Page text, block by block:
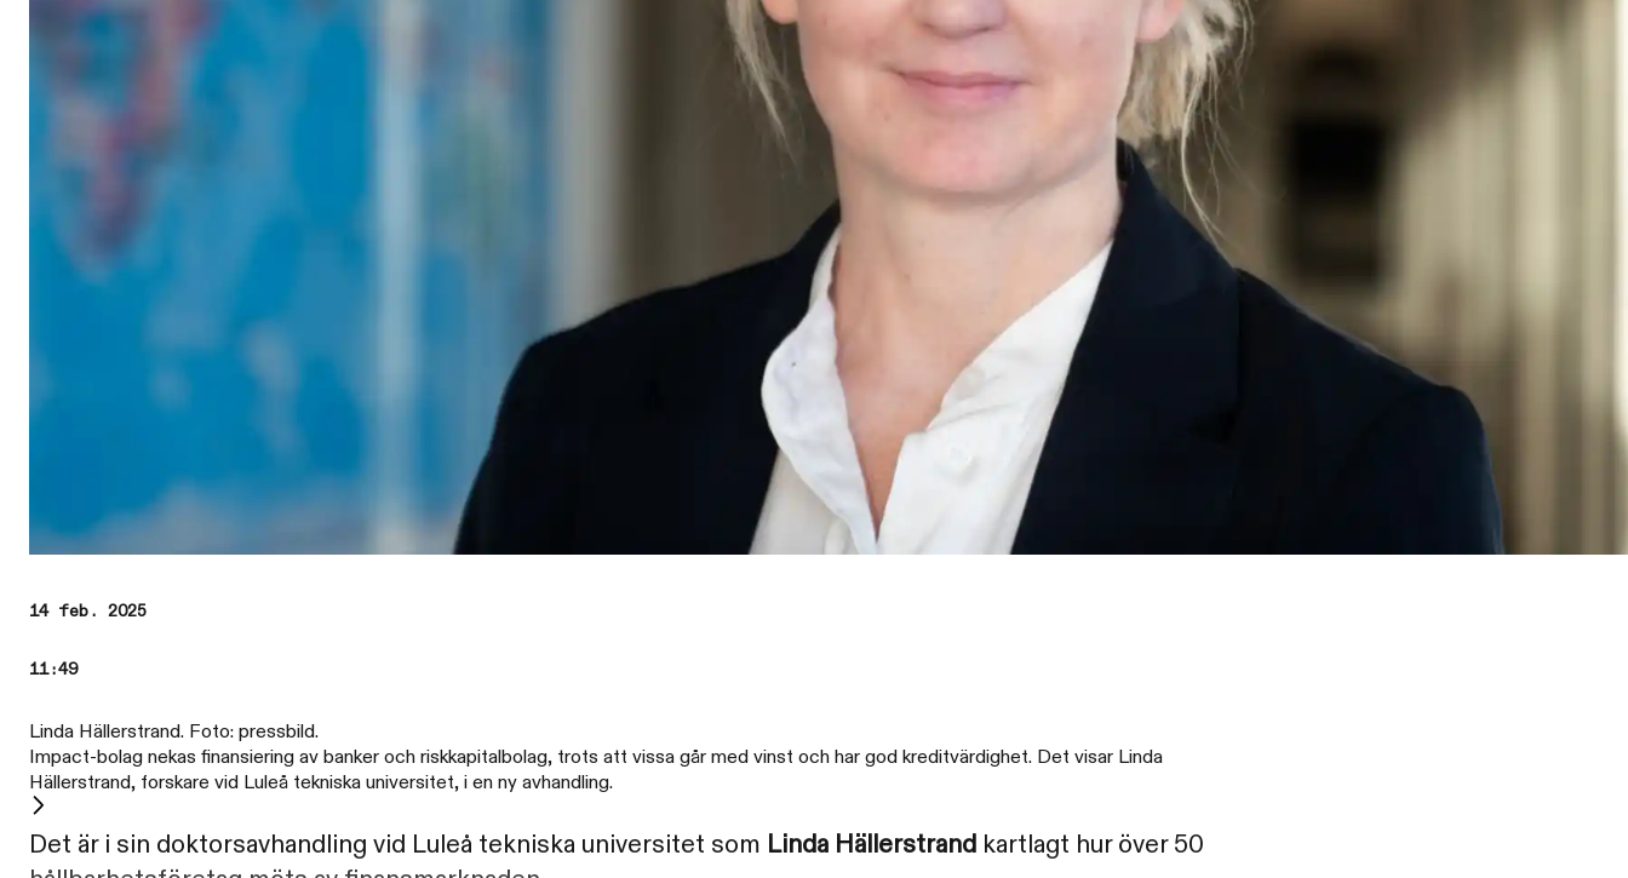
14 feb. 2025
11:49
Linda Hällerstrand. Foto: pressbild.
Impact-bolag nekas finansiering av banker och riskkapitalbolag, trots att vissa går med vinst och har god kreditvärdighet. Det visar Linda
Hällerstrand, forskare vid Luleå tekniska universitet, i en ny avhandling.
Det är i sin doktorsavhandling vid Luleå tekniska universitet som Linda Hällerstrand kartlagt hur över 50